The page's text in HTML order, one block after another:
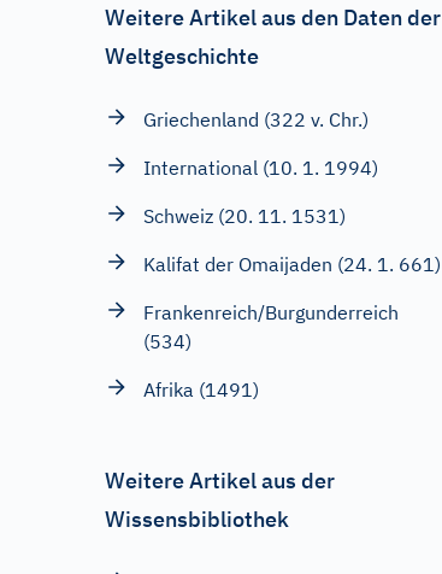
Weitere Artikel aus den Daten der
Weltgeschichte
Griechenland (322 v. Chr.)
International (10. 1. 1994)
Schweiz (20. 11. 1531)
Kalifat der Omaijaden (24. 1. 661)
Frankenreich/Burgunderreich
(534)
Afrika (1491)
Weitere Artikel aus der
Wissensbibliothek